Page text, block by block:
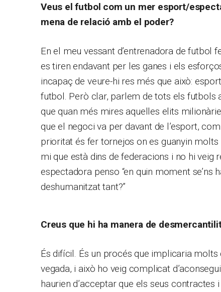
Veus el futbol com un mer esport/
mena de relació amb el poder?
En el meu vessant d’entrenadora de
es tiren endavant per les ganes i els
incapaç de veure-hi res més que això:
futbol. Però clar, parlem de tots els futbols
que quan més mires aquelles elits
que el negoci va per davant de l’esport,
prioritat és fer tornejos on es guanyin
mi que està dins de federacions i no hi
espectadora penso “en quin moment se’ns
deshumanitzat tant?”
Creus que hi ha manera de
És difícil. És un procés que implicaria
vegada, i això ho veig complicat
haurien d’acceptar que els seus